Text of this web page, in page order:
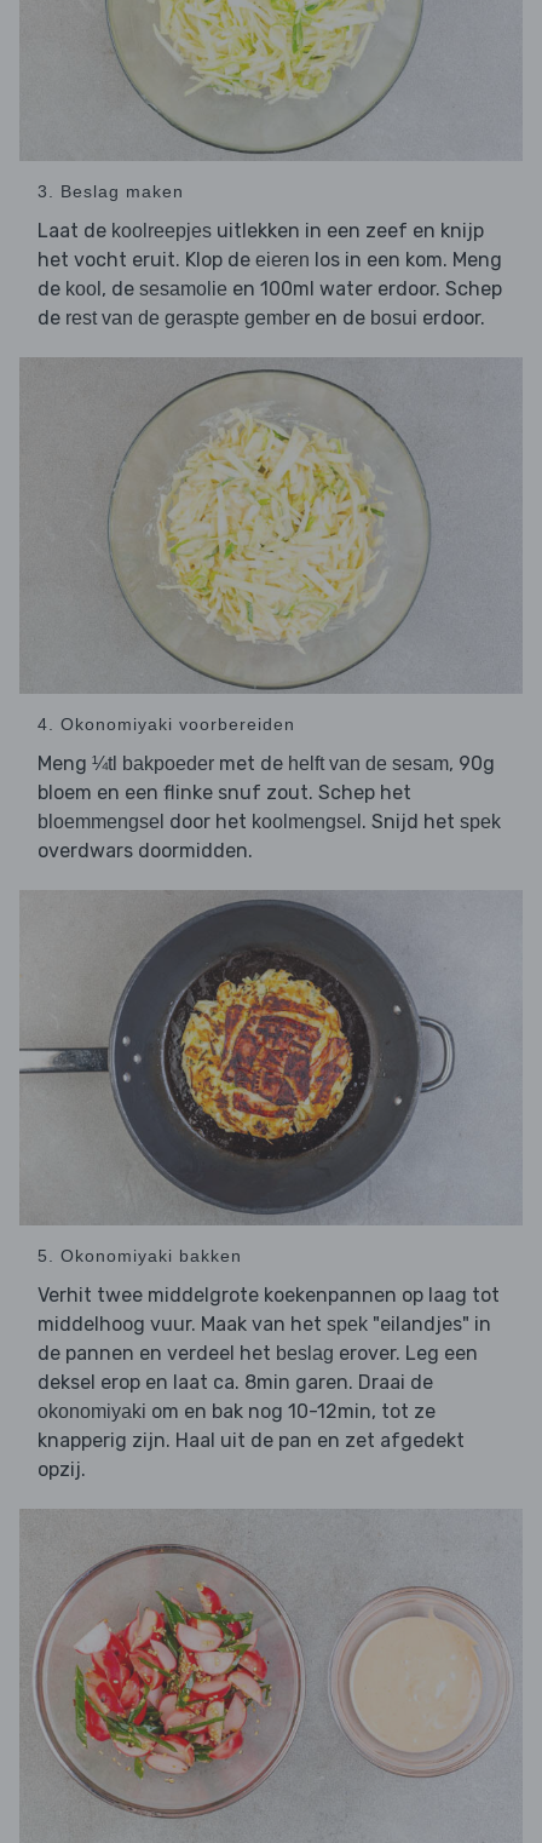
3. Beslag maken
Laat de koolreepjes uitlekken in een zeef en knijp
het vocht eruit. Klop de eieren los in een kom. Meng
de kool , de sesamolie en 100ml water erdoor. Schep
de rest van de geraspte gember en de bosui erdoor.
4. Okonomiyaki voorbereiden
Meng ¼tl bakpoeder met de helft van de sesam, 90g
bloem en een flinke snuf zout. Schep het
bloemmengsel door het koolmengsel . Snijd het spek
overdwars doormidden.
5. Okonomiyaki bakken
Verhit twee middelgrote koekenpannen op laag tot
middelhoog vuur. Maak van het spek "eilandjes" in
de pannen en verdeel het beslag erover. Leg een
deksel erop en laat ca. 8min garen. Draai de
okonomiyaki om en bak nog 10-12min, tot ze
knapperig zijn. Haal uit de pan en zet afgedekt
opzij.